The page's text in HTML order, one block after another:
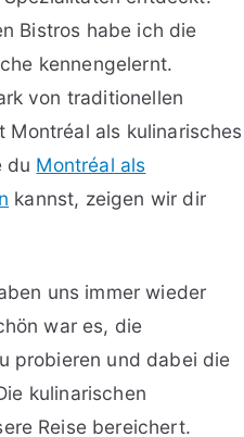
Bistros habe ich die
kennengelernt.
von traditionellen
als kulinarisches
du Montréal als
kannst, zeigen wir dir
uns immer wieder
war es, die
probieren und dabei die
kulinarischen
Reise bereichert.